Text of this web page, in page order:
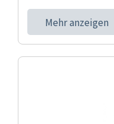
Mehr anzeigen